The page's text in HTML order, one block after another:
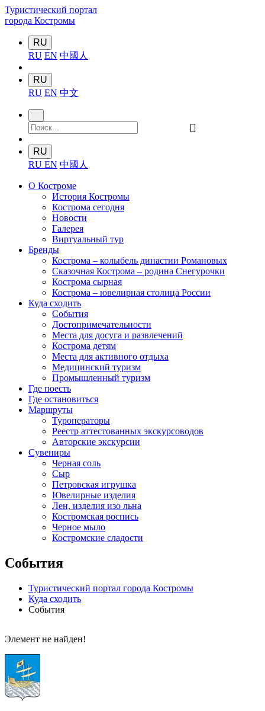
Туристический портал
города Костромы
RU
RU EN 中國人
RU
RU EN 中文
󰍉
RU
RU EN 中國人
О Костроме
История Костромы
Кострома сегодня
Новости
Галерея
Виртуальный тур
Бренды
Кострома – колыбель династии Романовых
Сказочная Кострома – родина Снегурочки
Кострома сырная
Кострома – ювелирная столица России
Куда сходить
События
Достопримечательности
Места для досуга и развлечений
Кострома детям
Места для активного отдыха
Медицинский туризм
Промышленный туризм
Где поесть
Где остановиться
Маршруты
Туроператоры
Реестр аттестованных экскурсоводов
Авторские экскурсии
Сувениры
Черная соль
Сыр
Петровская игрушка
Ювелирные изделия
Лен, изделия изо льна
Костромская роспись
Черное мыло
Костромские сладости
События
Туристический портал города Костромы
Куда сходить
События
Элемент не найден!